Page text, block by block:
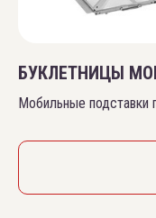
БУКЛЕТНИЦЫ
Мобильные подставки